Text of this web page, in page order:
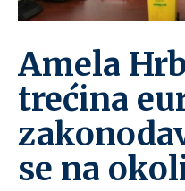
Amela
trećina
se na